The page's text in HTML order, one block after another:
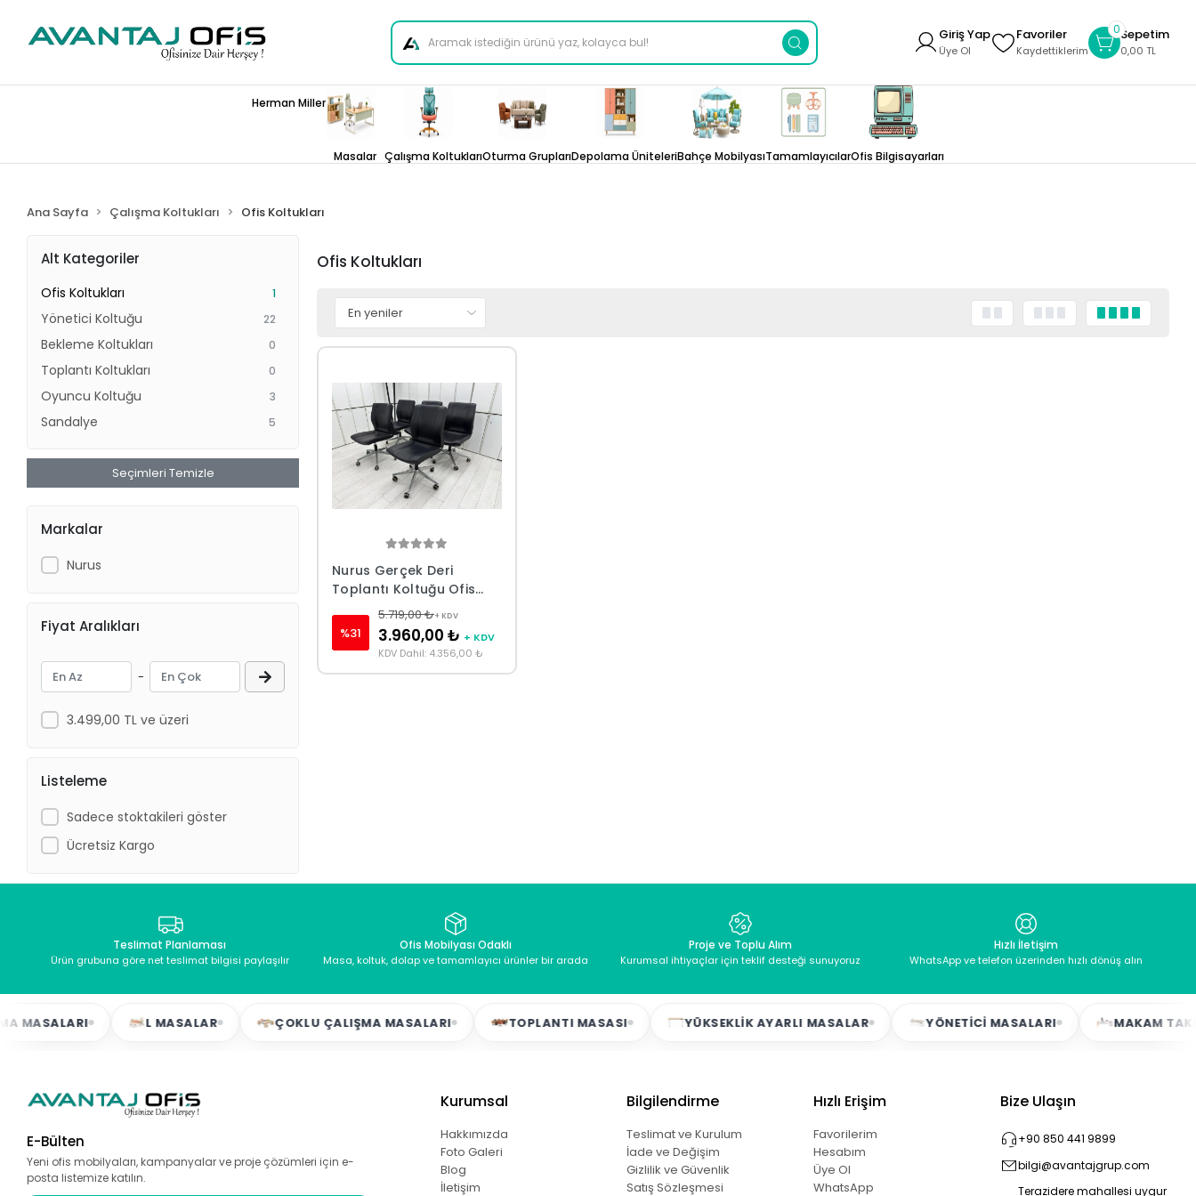
Giriş Yap
Üye Ol
Favoriler
Kaydettiklerim
0Sepetim
0,00 TL
Herman Miller
Masalar Çalışma KoltuklarıOturma GruplarıDepolama ÜniteleriBahçe MobilyasıTamamlayıcılarOfis Bilgisayarları
Ana Sayfa Çalışma Koltukları Ofis Koltukları
Alt Kategoriler
Ofis Koltukları 1
Yönetici Koltuğu 22
Bekleme Koltukları 0
Toplantı Koltukları 0
Oyuncu Koltuğu 3
Sandalye 5
Seçimleri Temizle
Markalar
Nurus
Fiyat Aralıkları
-
3.499,00 TL ve üzeri
Listeleme
Sadece stoktakileri göster
Ücretsiz Kargo
Ofis Koltukları
Nurus Gerçek Deri
Toplantı Koltuğu Ofis
Koltuğu
%31
5.719,00 ₺+ KDV
3.960,00 ₺ + KDV
KDV Dahil: 4.356,00 ₺
Teslimat Planlaması
Ürün grubuna göre net teslimat bilgisi paylaşılır
Ofis Mobilyası Odaklı
Masa, koltuk, dolap ve tamamlayıcı ürünler bir arada
Proje ve Toplu Alım
Kurumsal ihtiyaçlar için teklif desteği sunuyoruz
Hızlı İletişim
WhatsApp ve telefon üzerinden hızlı dönüş alın
L MASALAR ÇOKLU ÇALIŞMA MASALARI TOPLANTI MASASI YÜKSEKLIK AYARLI MASALAR YÖNETICI MASALARI MAKAM
E-Bülten
Yeni ofis mobilyaları, kampanyalar ve proje çözümleri için e-
posta listemize katılın.
Kurumsal
Hakkımızda
Foto Galeri
Blog
İletişim
Bilgilendirme
Teslimat ve Kurulum
İade ve Değişim
Gizlilik ve Güvenlik
Satış Sözleşmesi
Hızlı Erişim
Favorilerim
Hesabım
Üye Ol
WhatsApp
Bize Ulaşın
+90 850 441 9899
bilgi@avantajgrup.com
Terazidere mahallesi uygur